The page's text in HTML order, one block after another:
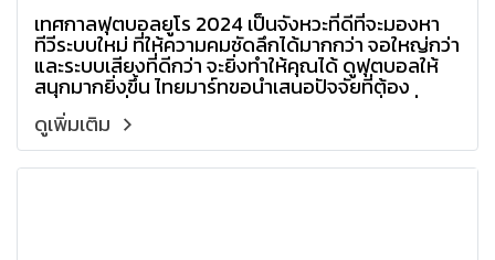
เทศกาลฟุตบอลยูโร 2024 เป็นจังหวะที่ดีที่จะมองหา
ทีวีระบบใหม่ ที่ให้ความคมชัดลึกได้มากกว่า จอใหญ่กว่า
และระบบเสียงที่ดีกว่า จะยิ่งทำให้คุณได้ ดูฟุตบอลให้
สนุกมากยิ่งขึ้น ไทยมาร์ทขอนำเสนอปัจจัยที่ต้อง
พิจารณา เพื่อให้แน่ใจว่าคุณจะได้โทรทัศน์เครื่องที่ดี
ที่สุดสำหรับความต้องการของคุณ
ดูเพิ่มเติม